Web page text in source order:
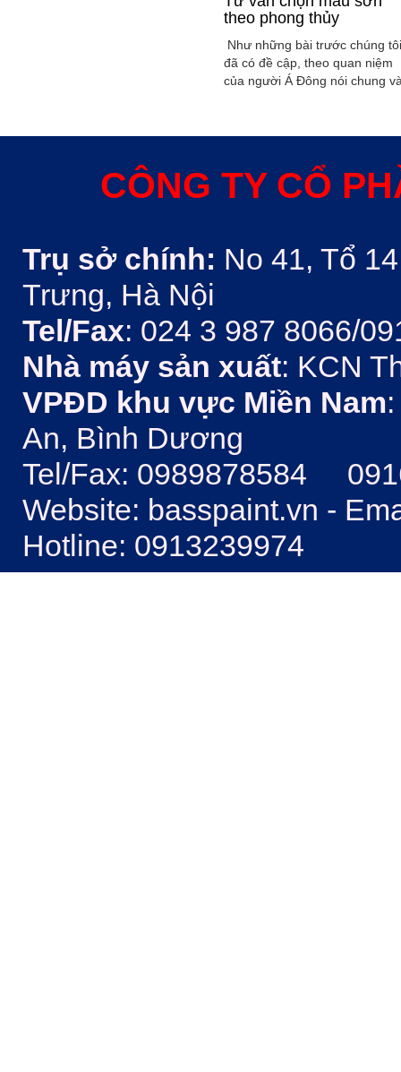
theo phong thủy
Như những bài trước chúng tôi
đã có đề cập, theo quan niệm
của người Á Đông nói chung
xây dụng nhà ở hoặc bất kỳ
thủy trong ngôi nhà thường
được quyết định bởi các nhân
CÔNG TY CỔ
Trụ sở chính: No 41, Tổ
Trưng, Hà Nội
Tel/Fax: 024 3 987 8066/
Nhà máy sản xuất: KCN
VPĐD khu vực Miền Nam
An, Bình Dương
Tel/Fax: 0989878584
Website: basspaint.vn -
Hotline: 0913239974